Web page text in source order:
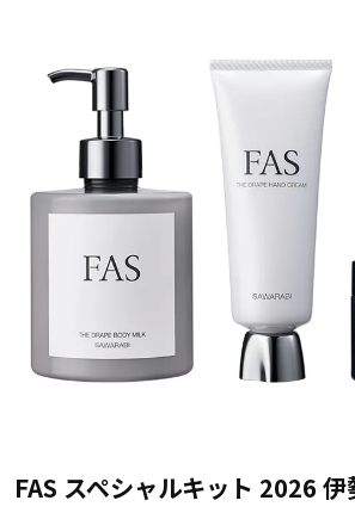
FAS スペシャルキット 2026